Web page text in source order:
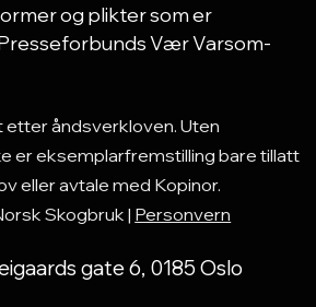
og plikter som er
Vær Varsom-
åndsverkloven. Uten
er eksemplarfremstilling bare tillatt
eller avtale med Kopinor.
Skogbruk | Personvern
gate 6, 0185 Oslo